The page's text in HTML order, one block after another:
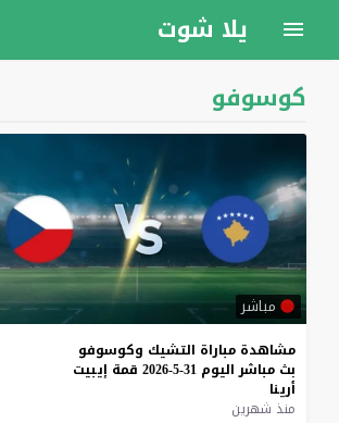
يلا شوت
كوسوفو
مباشر
مشاهدة مباراة التشيك وكوسوفو
بث مباشر اليوم 31-5-2026 قمة إيبيت
أرينا
منذ شهرين